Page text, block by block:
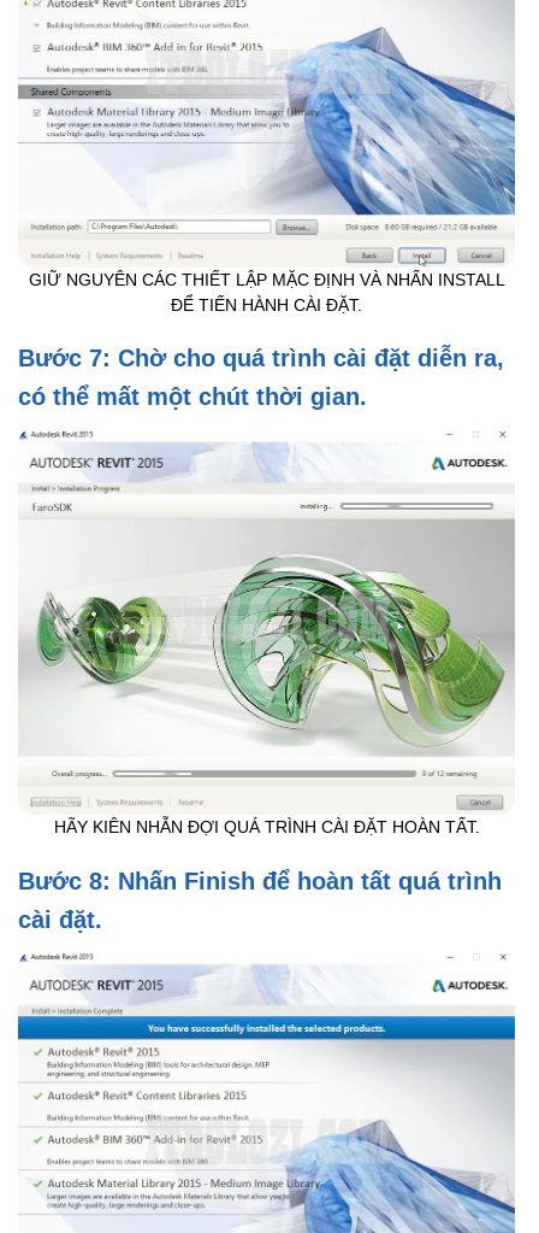
GIỮ NGUYÊN CÁC THIẾT LẬP MẶC ĐỊNH VÀ NHẤN INSTALL
ĐỂ TIẾN HÀNH CÀI ĐẶT.
Bước 7: Chờ cho quá trình cài đặt diễn ra,
có thể mất một chút thời gian.
HÃY KIÊN NHẪN ĐỢI QUÁ TRÌNH CÀI ĐẶT HOÀN TẤT.
Bước 8: Nhấn Finish để hoàn tất quá trình
cài đặt.